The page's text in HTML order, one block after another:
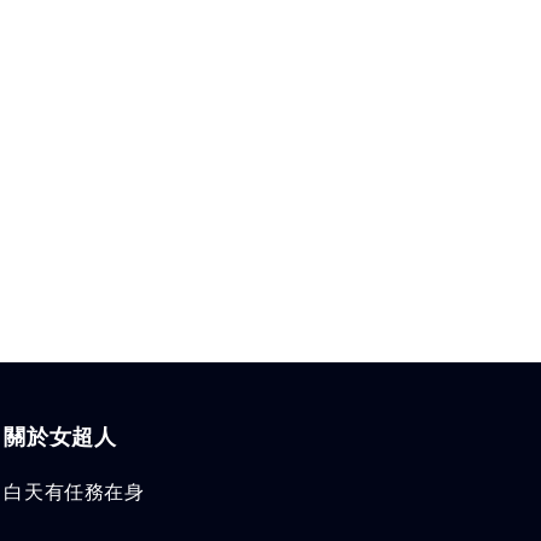
關於女超人
白天有任務在身